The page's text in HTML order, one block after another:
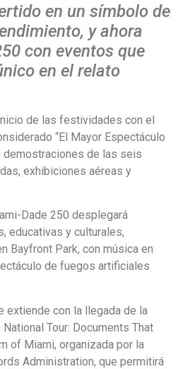
en un símbolo de
y ahora
con eventos que
en el relato
de las festividades con el
“El Mayor Espectáculo
demostraciones de las seis
exhibiciones aéreas y
Dade 250 desplegará
educativas y culturales,
Bayfront Park, con música en
de fuegos artificiales
extiende con la llegada de la
Tour: Documents That
of Miami, organizada por la
Administration, que permitirá